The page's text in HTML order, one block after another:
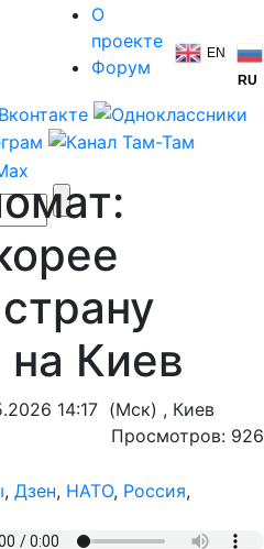
О
проекте
Форум
EN
RU
Киев
14:17 (Мск) , Киев
Просмотров: 926
, Дзен, НАТО, Россия,